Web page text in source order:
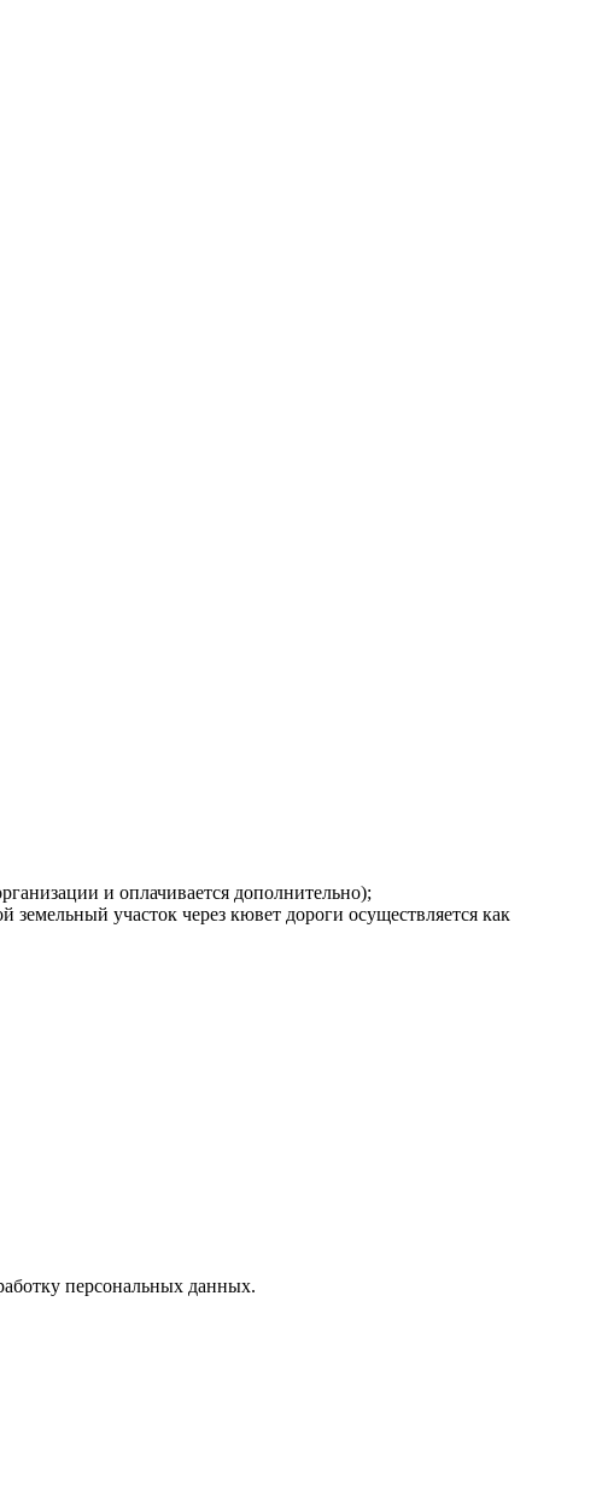
и оплачивается дополнительно);
участок через кювет дороги осуществляется как
персональных данных.